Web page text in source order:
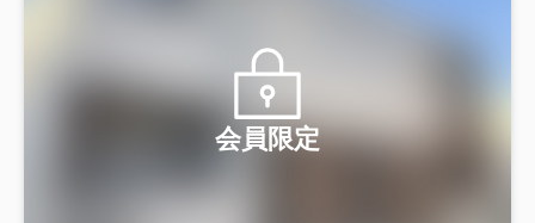
会員限定